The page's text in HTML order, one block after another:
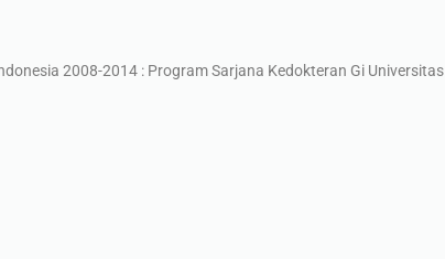
2008-2014 : Program Sarjana Kedokteran Gi Universitas